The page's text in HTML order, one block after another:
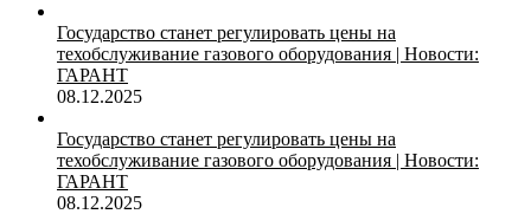
Государство станет регулировать цены на
техобслуживание газового оборудования | Новости:
ГАРАНТ
08.12.2025
Государство станет регулировать цены на
техобслуживание газового оборудования | Новости:
ГАРАНТ
08.12.2025